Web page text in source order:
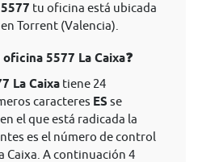
tu oficina está ubicada
Torrent (Valencia).
5577 La Caixa❓
La Caixa tiene 24
caracteres ES se
el que está radicada la
es el número de control
Caixa. A continuación 4